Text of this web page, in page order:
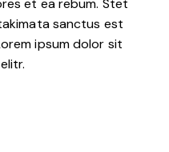
sanctus est
ipsum dolor sit